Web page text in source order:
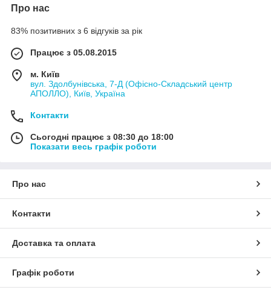
Про нас
83% позитивних з 6 відгуків за рік
Працює з 05.08.2015
м. Київ
вул. Здолбунівська, 7-Д (Офісно-Складський центр
АПОЛЛО), Київ, Україна
Контакти
Сьогодні працює з 08:30 до 18:00
Показати весь графік роботи
Про нас
Контакти
Доставка та оплата
Графік роботи